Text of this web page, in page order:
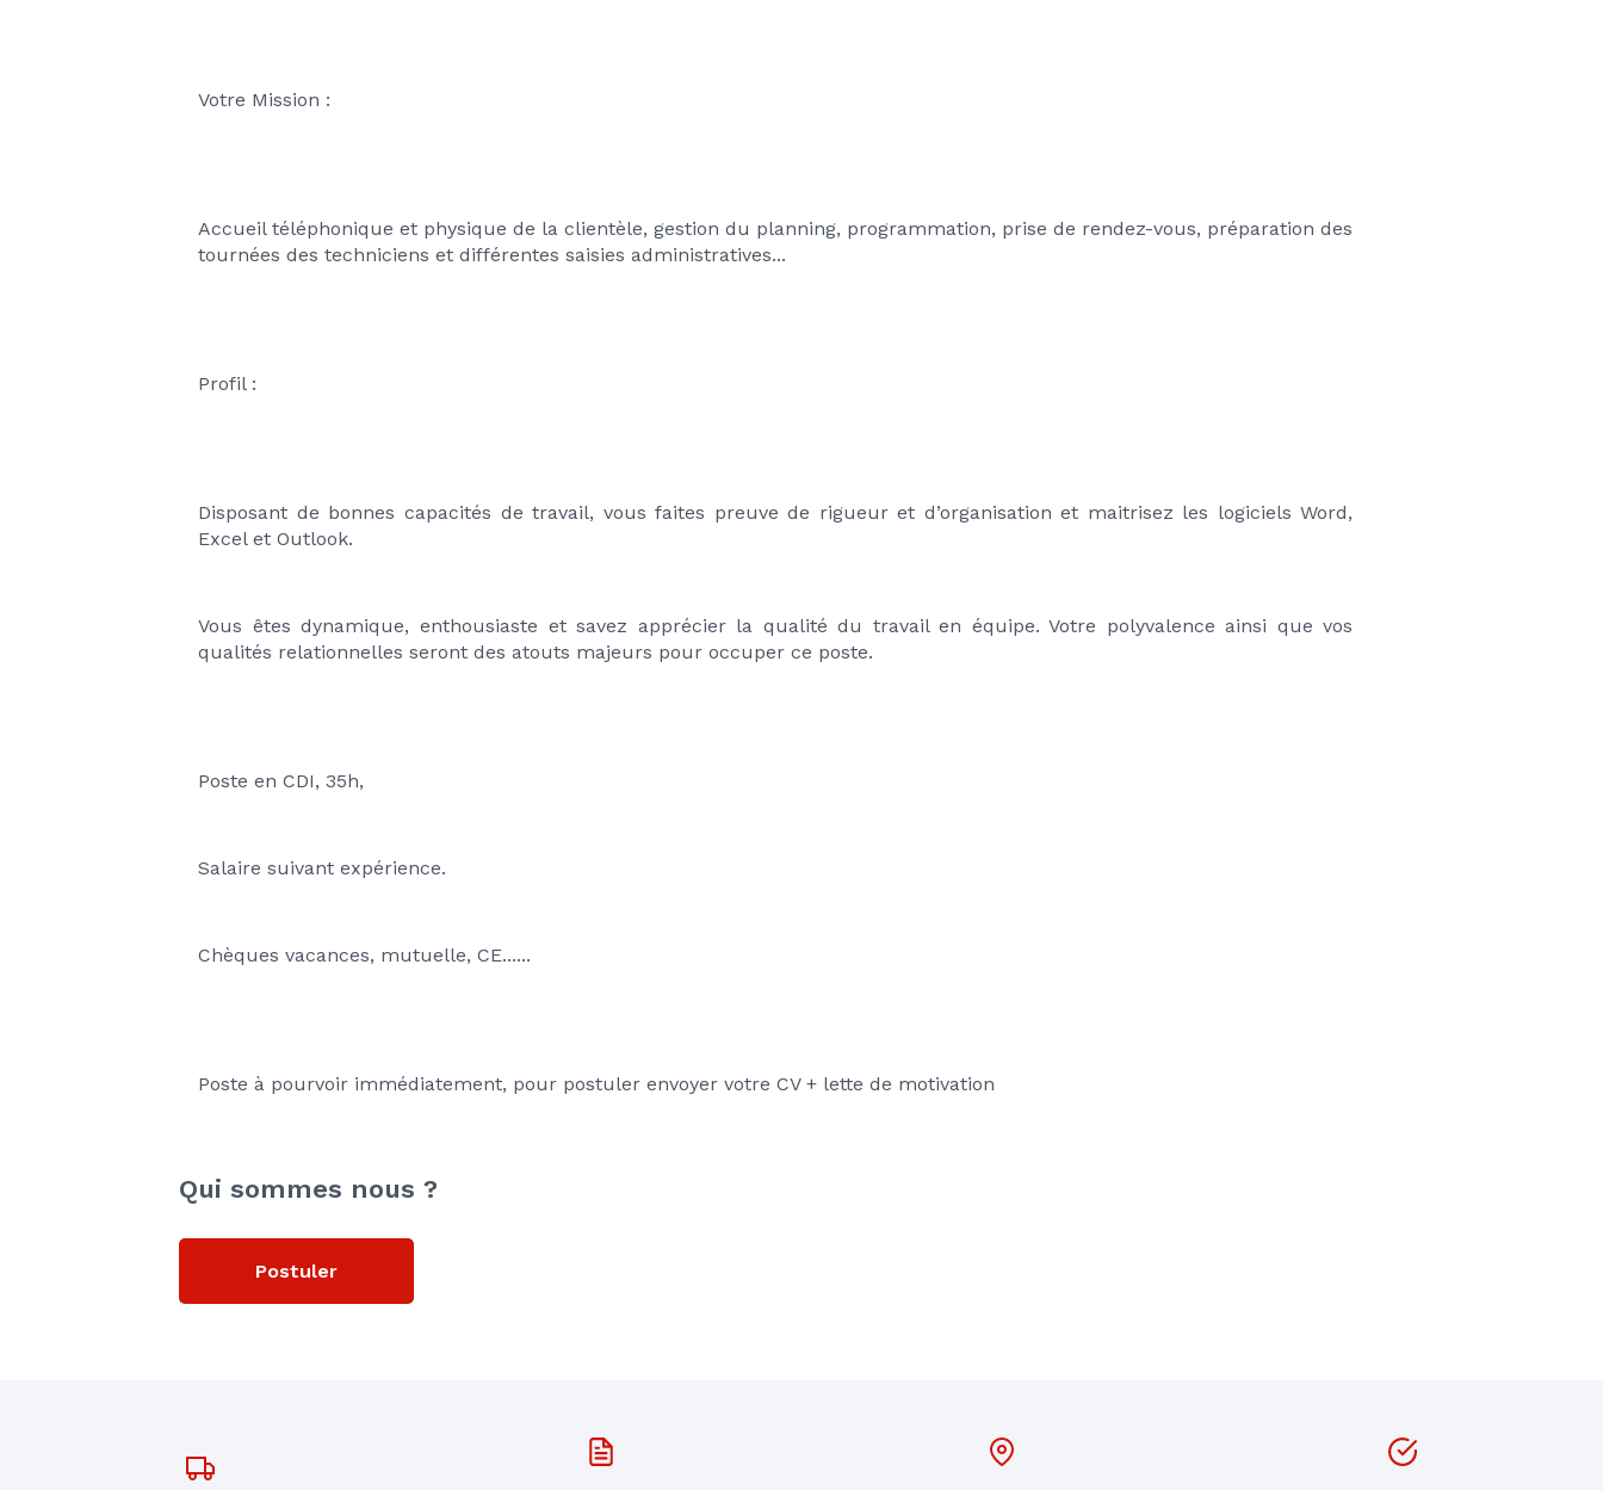
Votre Mission :
Accueil téléphonique et physique de la clientèle, gestion du planning, programmation, prise de rendez-vous, préparation des
tournées des techniciens et différentes saisies administratives...
Profil :
Disposant de bonnes capacités de travail, vous faites preuve de rigueur et d’organisation et maitrisez les logiciels Word,
Excel et Outlook.
Vous êtes dynamique, enthousiaste et savez apprécier la qualité du travail en équipe. Votre polyvalence ainsi que vos
qualités relationnelles seront des atouts majeurs pour occuper ce poste.
Poste en CDI, 35h,
Salaire suivant expérience.
Chèques vacances, mutuelle, CE......
Poste à pourvoir immédiatement, pour postuler envoyer votre CV + lette de motivation
Qui sommes nous ?
Postuler